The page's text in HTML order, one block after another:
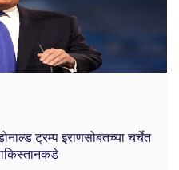
ट्रम्प इराणसोबतच्या चर्चेत